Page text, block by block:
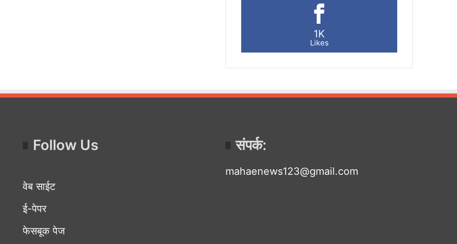
1K
Likes
Follow Us
वेब साईट
ई-पेपर
फेसबूक पेज
संपर्क:
mahaenews123@gmail.com